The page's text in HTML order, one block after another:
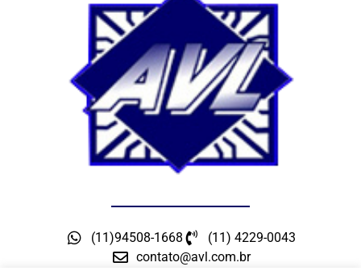
(11)94508-1668
(11) 4229-0043
contato@avl.com.br